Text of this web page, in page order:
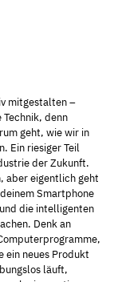
mitgestalten –
Technik, denn
geht, wie wir in
Ein riesiger Teil
der Zukunft.
aber eigentlich geht
Smartphone
die intelligenten
Denk an
ein neues Produkt
läuft,